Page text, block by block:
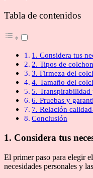
Tabla de contenidos
1. Considera tus
2. Tipos de
3. Firmeza del
4. Tamaño del
5. Transpirabilidad
6. Pruebas y
7. Relación
Conclusión
1. Considera tus
El primer paso para elegir
necesidades personales y